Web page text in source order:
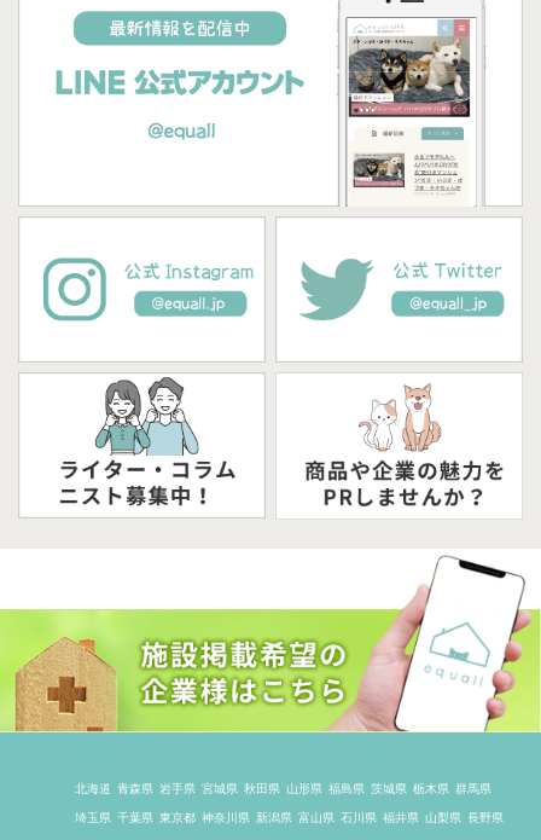
北海道 青森県 岩手県 宮城県 秋田県 山形県 福島県 茨城県 栃木県 群馬県
埼玉県 千葉県 東京都 神奈川県 新潟県 富山県 石川県 福井県 山梨県 長野県